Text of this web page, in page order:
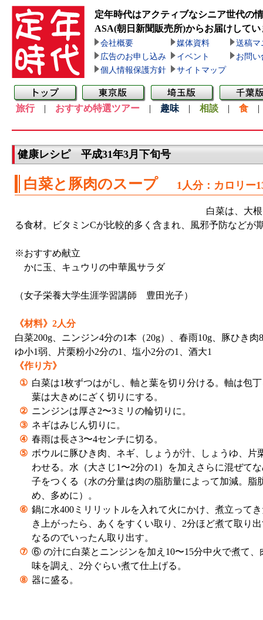
定年時代はアクティブなシニア世代の
ASA(朝日新聞販売所)からお届けしてい
会社概要 媒体資料
送稿マ
広告のお申し込み
イベント
お問い
個人情報保護方針
サイトマップ
旅行| おすすめ特選ツアー | 趣味 | 相談 | 食
健康レシピ 平成31年3月下旬号
白菜と豚肉のスープ 1人分：カロリー
白菜は、大根
る食材。ビタミンCが比較的多く含まれ、風邪予防などが
※おすすめ献立
かに玉、キュウリの中華風サラダ
（女子栄養大学生涯学習講師 豊田光子）
《材料》2人分
白菜200g、ニンジン4分の1本（20g）、春雨10g、豚ひき
ゆ小1弱、片栗粉小2分の1、塩小2分の1、酒大1
《作り方》
① 白菜は1枚ずつはがし、軸と葉を切り分ける。軸は包
葉は大きめにざく切りにする。
② ニンジンは厚さ2〜3ミリの輪切りに。
③ ネギはみじん切りに。
④ 春雨は長さ3〜4センチに切る。
⑤ ボウルに豚ひき肉、ネギ、しょうが汁、しょうゆ、
わせる。水（大さじ1〜2分の1）を加えさらに混ぜて
子をつくる（水の分量は肉の脂肪量によって加減。脂
め、多めに）。
⑥ 鍋に水400ミリリットルを入れて火にかけ、煮立って
き上がったら、あくをすくい取り、2分ほど煮て取り
なるのでいったん取り出す。
⑦ ⑥ の汁に白菜とニンジンを加え10〜15分中火で煮て
味を調え、2分ぐらい煮て仕上げる。
⑧ 器に盛る。